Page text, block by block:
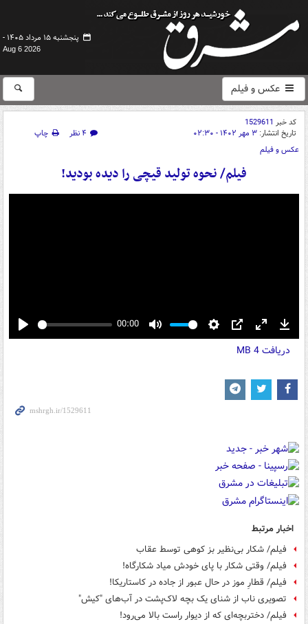
پنجشنبه ۱۵ مرداد ۱۴۰۵ -
Aug 6 2026
عکس و فیلم
کد خبر 1529611
تاریخ انتشار: ۳ مهر ۱۴۰۲ - ۰۲:۳۰ ۴ نظر
چاپ
عکس و فیلم
فیلم/ نحوه تولید قیچی را دیده بودید!
Play
00:00
Mute Settings
PIP Enter
fullscreen
دریافت4 MB
اخبار مرتبط
فیلم/ شکار بی‌نظیر بز کوهی توسط عقاب
فیلم/ وقتی شکار با پای خودش میاد شکارگاه!
فیلم/ قطارِ موز در حال عبور از جاده در کاستاریکا!
تصویری ناب از شنای یک بچه لاک‌پشت در آب‌های "کیش"
فیلم/ دختربچه‌ای که از دیوار راست بالا می‌رود!